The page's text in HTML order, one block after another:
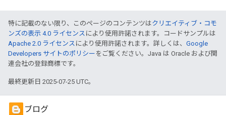
特に記載のない限り、このページのコンテンツはクリエイティブ・コモ
ンズの表示 4.0 ライセンス により使用許諾されます。コードサンプルは
Apache 2.0 ライセンス により使用許諾されます。詳しくは、 Google
Developers サイトのポリシー をご覧ください。Java は Oracle および関
連会社の登録商標です。
最終更新日 2025-07-25 UTC。
ブログ